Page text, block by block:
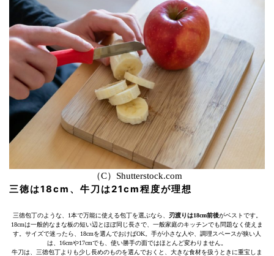
（C）Shutterstock.com
三徳は18cm、牛刀は21cm程度が理想
三徳包丁のような、1本で万能に使える包丁を選ぶなら、 刃渡りは18cm前後がベストです。
18cmは一般的なまな板の短い辺とほぼ同じ長さで、一般家庭のキッチンでも問題なく使えま
す。サイズで迷ったら、18cmを選んでおけばOK。手が小さな人や、調理スペースが狭い人
は、16cmや17cmでも、使い勝手の面ではほとんど変わりません。
牛刀は、三徳包丁よりも少し長めのものを選んでおくと、大きな食材を扱うときに重宝しま